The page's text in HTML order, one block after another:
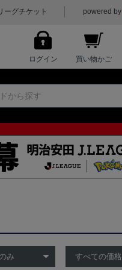
ーグチケット powered by
ログイン 買い物かご